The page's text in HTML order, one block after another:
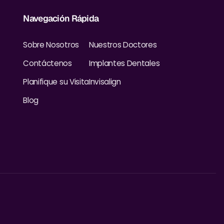
Navegación Rápida
Sobre Nosotros
Contáctenos
Planifique su Visita
Blog
Nuestros Doctores
Implantes Dentales
Invisalign